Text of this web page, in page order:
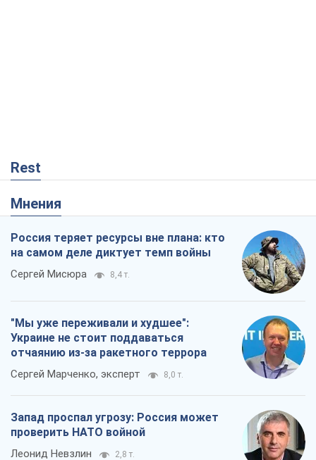
Rest
Мнения
Россия теряет ресурсы вне плана: кто
на самом деле диктует темп войны
Сергей Мисюра 8,4 т.
"Мы уже переживали и худшее":
Украине не стоит поддаваться
отчаянию из-за ракетного террора
Сергей Марченко, эксперт 8,0 т.
Запад проспал угрозу: Россия может
проверить НАТО войной
Леонид Невзлин 2,8 т.